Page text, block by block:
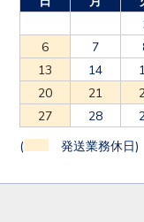
6
7
13
14
20
21
27
28
( 発送業務休日)